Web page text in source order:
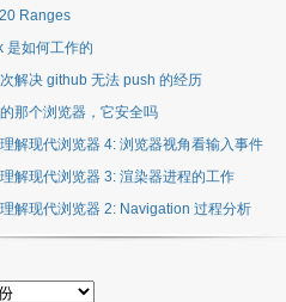
Ranges
是如何工作的
解决 github 无法 push 的经历
那个浏览器，它安全吗
解现代浏览器 4: 浏览器视角看输入事件
解现代浏览器 3: 渲染器进程的工作
解现代浏览器 2: Navigation 过程分析